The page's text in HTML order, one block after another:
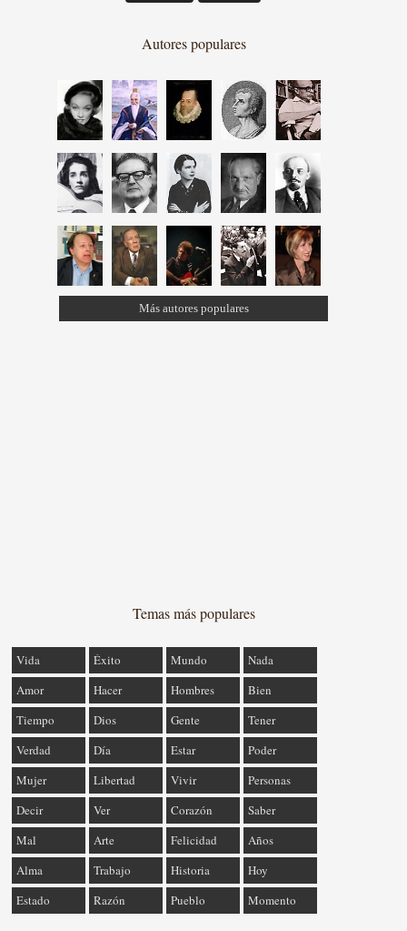
Autores populares
Más autores populares
Temas más populares
Vida Éxito Mundo
Nada
Amor
Hacer Hombres
Bien
Tiempo
Dios Gente
Tener
Verdad
Día Estar
Poder
Mujer
Libertad Vivir
Personas
Decir
Ver Corazón
Saber
Mal
Arte Felicidad
Años
Alma
Trabajo Historia
Hoy
Estado
Razón Pueblo Momento